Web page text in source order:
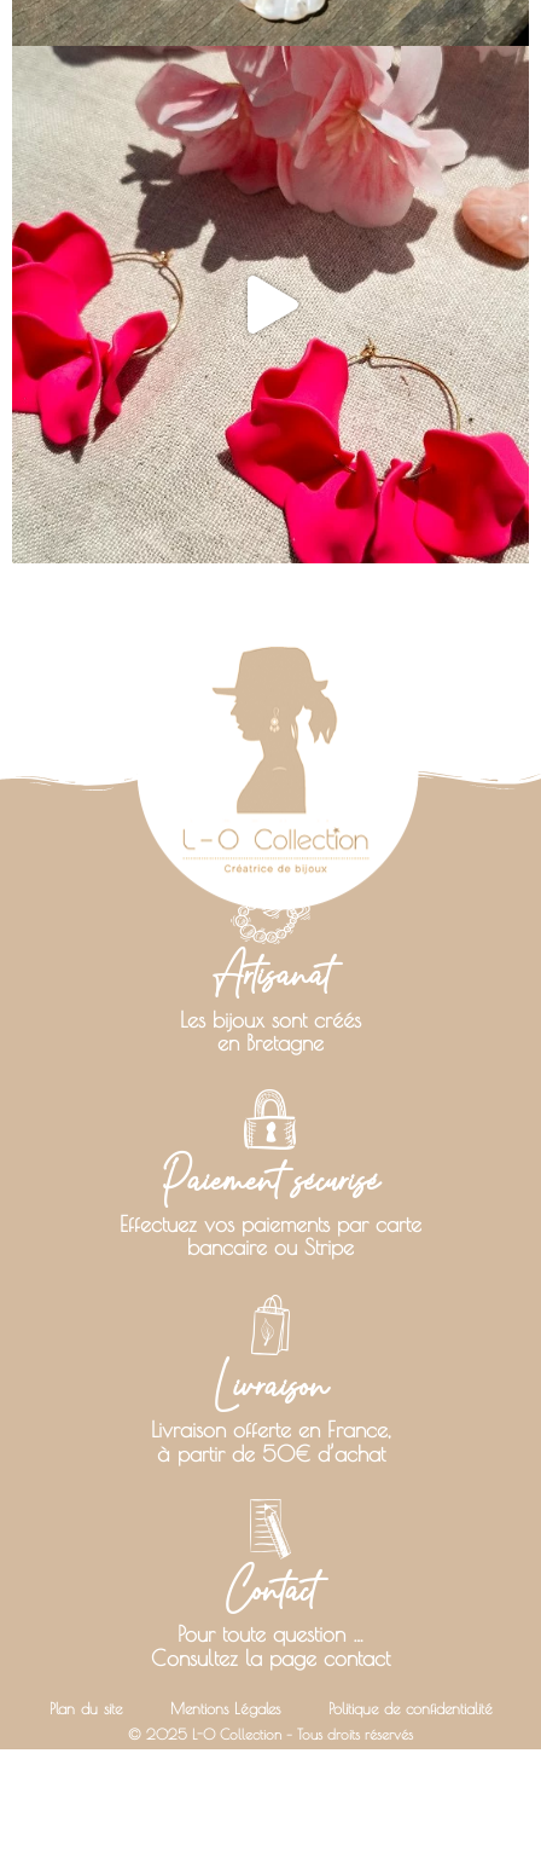
Artisanat
Les bijoux sont créés
en Bretagne
Paiement sécurisé
Effectuez vos paiements par carte
bancaire ou Stripe
Livraison
Livraison offerte en France,
à partir de 50€ d’achat
Contact
Pour toute question …
Consultez la page contact
Plan du site Mentions Légales Politique de confidentialité
© 2025 L-O Collection – Tous droits réservés